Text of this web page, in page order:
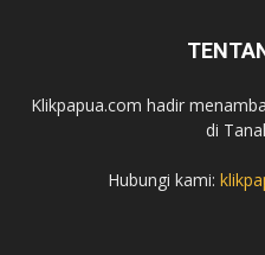
Klikpapua.com hadir
di
Hubungi kami: